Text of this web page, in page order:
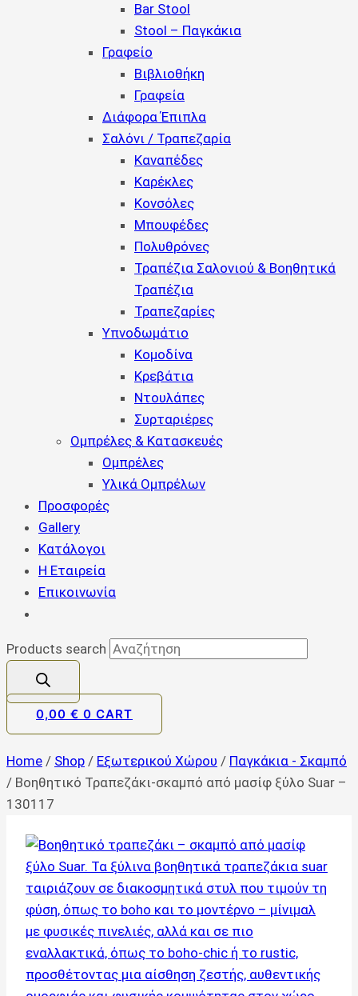
Bar Stool
Stool – Παγκάκια
Γραφείο
Βιβλιοθήκη
Γραφεία
Διάφορα Έπιπλα
Σαλόνι / Τραπεζαρία
Καναπέδες
Καρέκλες
Κονσόλες
Μπουφέδες
Πολυθρόνες
Τραπέζια Σαλονιού & Βοηθητικά
Τραπέζια
Τραπεζαρίες
Υπνοδωμάτιο
Κομοδίνα
Κρεβάτια
Ντουλάπες
Συρταριέρες
Ομπρέλες & Κατασκευές
Ομπρέλες
Υλικά Ομπρέλων
Προσφορές
Gallery
Κατάλογοι
Η Εταιρεία
Επικοινωνία
Products search
0,00 € 0 CART
Home / Shop / Εξωτερικού Χώρου / Παγκάκια - Σκαμπό
/ Βοηθητικό Τραπεζάκι-σκαμπό από μασίφ ξύλο Suar –
130117